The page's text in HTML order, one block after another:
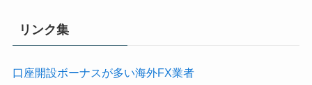
リンク集
口座開設ボーナスが多い海外FX業者